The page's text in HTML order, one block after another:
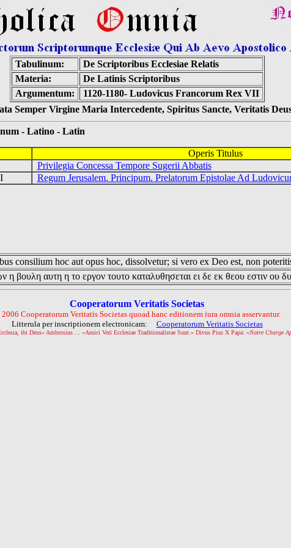
Tabulinum:
De Scriptoribus Ecclesiae Relatis
Materia:
De Latinis Scriptoribus
Argumentum:
1120-1180- Ludovicus Francorum Rex VII
Semper Virgine Maria Intercedente, Spiritus Sancte, Veritatis
- Latino - Latin
Operis Titulus
Privilegia Concessa Tempore Sugerii Abbatis
Regum Jerusalem. Principum. Prelatorum Epistolae Ad
consilium hoc aut opus hoc, dissolvetur; si vero ex Deo est, non
η βουλη αυτη η το εργον τουτο καταλυθησεται ει δε εκ θεου εστιν ου
Cooperatorum Veritatis Societas
Cooperatorum Veritatis Societas quoad hanc editionem iura omnia asservantur.
Litterula per inscriptionem electronicam: Cooperatorum Veritatis Societas
ibi Deus» Ambrosius ... «Amici Veri Ecclesiae Traditionalistae Sunt.» Divus Pius X Papa: «Notre Charge